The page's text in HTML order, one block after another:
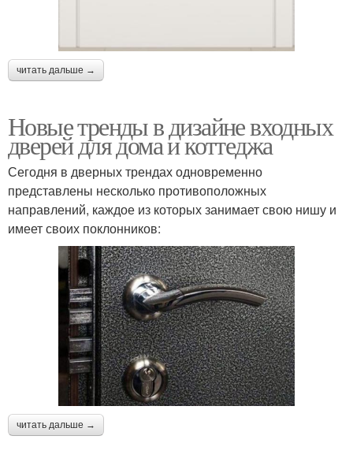
читать дальше →
Новые тренды в дизайне входных
дверей для дома и коттеджа
Сегодня в дверных трендах одновременно
представлены несколько противоположных
направлений, каждое из которых занимает свою нишу и
имеет своих поклонников:
читать дальше →